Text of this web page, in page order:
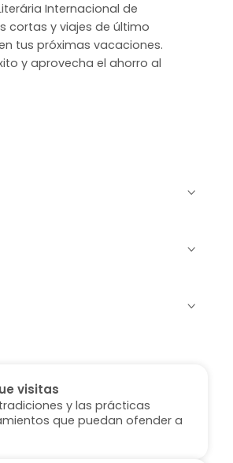
Internacional de
cortas y viajes de último
tus próximas vacaciones.
y aprovecha el ahorro al
visitas
y las prácticas
que puedan ofender a